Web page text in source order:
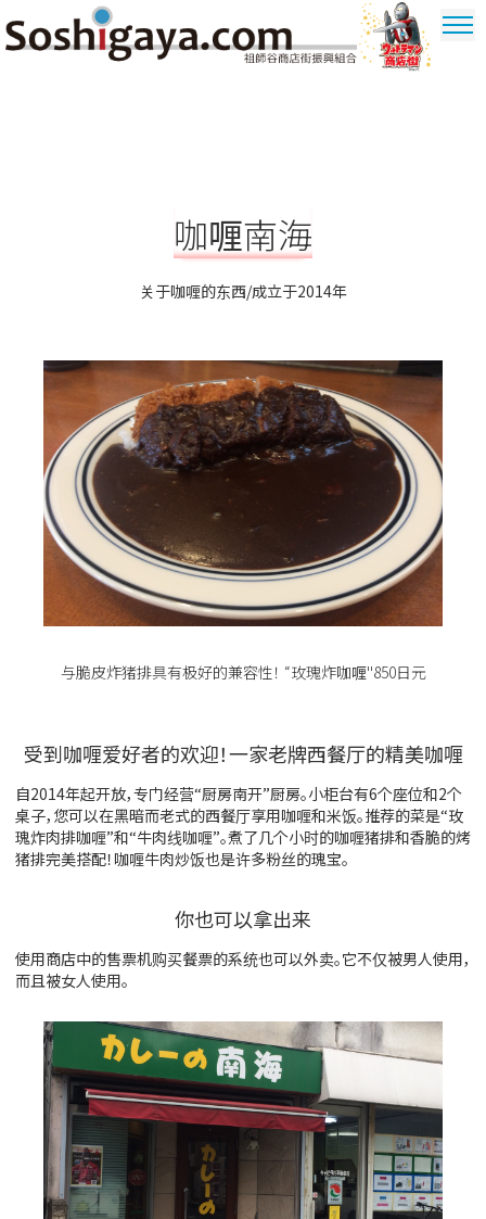
咖喱南海
关于咖喱的东西/成立于2014年
与脆皮炸猪排具有极好的兼容性！ “玫瑰炸咖喱''850日元
受到咖喱爱好者的欢迎！一家老牌西餐厅的精美咖喱
自2014年起开放，专门经营“厨房南开”厨房。小柜台有6个座位和2个
桌子，您可以在黑暗而老式的西餐厅享用咖喱和米饭。推荐的菜是“玫
瑰炸肉排咖喱”和“牛肉线咖喱”。煮了几个小时的咖喱猪排和香脆的烤
猪排完美搭配！咖喱牛肉炒饭也是许多粉丝的瑰宝。
你也可以拿出来
使用商店中的售票机购买餐票的系统也可以外卖。它不仅被男人使用，
而且被女人使用。